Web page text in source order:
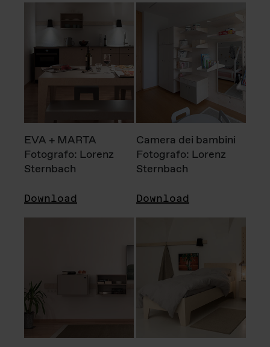
EVA + MARTA
Fotografo: Lorenz
Sternbach
Download
Camera dei bambini
Fotografo: Lorenz
Sternbach
Download